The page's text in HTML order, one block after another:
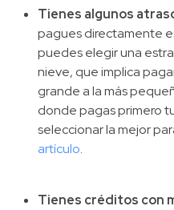
Tienes algunos
pagues directamente
puedes elegir una
nieve, que implica
grande a la más
donde pagas primero
seleccionar la mejor
artículo.
Tienes créditos con